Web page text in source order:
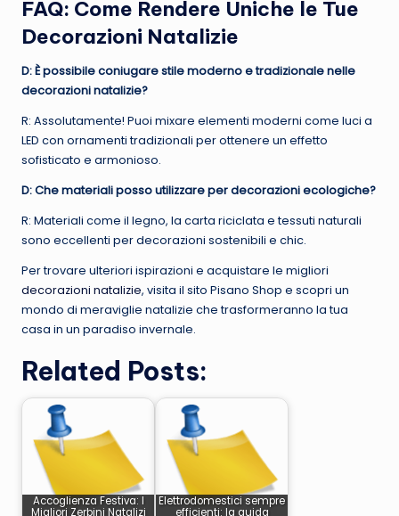
FAQ: Come Rendere Uniche le Tue
Decorazioni Natalizie
D: È possibile coniugare stile moderno e tradizionale nelle
decorazioni natalizie?
R: Assolutamente! Puoi mixare elementi moderni come luci a
LED con ornamenti tradizionali per ottenere un effetto
sofisticato e armonioso.
D: Che materiali posso utilizzare per decorazioni ecologiche?
R: Materiali come il legno, la carta riciclata e tessuti naturali
sono eccellenti per decorazioni sostenibili e chic.
Per trovare ulteriori ispirazioni e acquistare le migliori
decorazioni natalizie, visita il sito Pisano Shop e scopri un
mondo di meraviglie natalizie che trasformeranno la tua
casa in un paradiso invernale.
Related Posts:
Accoglienza Festiva: I
Migliori Zerbini Natalizi
Elettrodomestici sempre
efficienti: la guida